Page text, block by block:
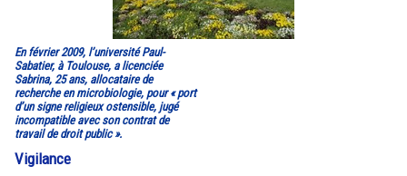
En février 2009, l’université Paul-
Sabatier, à Toulouse, a licenciée
Sabrina, 25 ans, allocataire de
recherche en microbiologie, pour « port
d’un signe religieux ostensible, jugé
incompatible avec son contrat de
travail de droit public ».
Vigilance